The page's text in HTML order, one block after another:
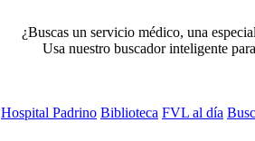
¿Buscas un servicio médico, una
Usa nuestro buscador inteligente
Hospital Padrino Biblioteca FVL al día